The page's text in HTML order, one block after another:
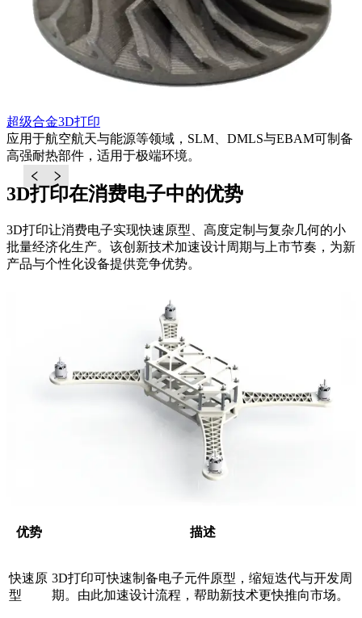
超级合金3D打印
应用于航空航天与能源等领域，SLM、DMLS与EBAM可制备
高强耐热部件，适用于极端环境。
3D打印在消费电子中的优势
3D打印让消费电子实现快速原型、高度定制与复杂几何的小
批量经济化生产。该创新技术加速设计周期与上市节奏，为新
产品与个性化设备提供竞争优势。
优势 描述
快速原
型
3D打印可快速制备电子元件原型，缩短迭代与开发周
期。由此加速设计流程，帮助新技术更快推向市场。